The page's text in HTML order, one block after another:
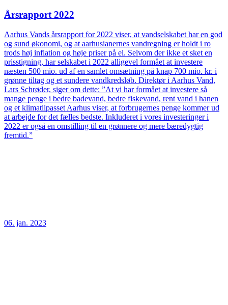
Årsrapport 2022
Aarhus Vands årsrapport for 2022 viser, at vandselskabet har en god
og sund økonomi, og at aarhusianernes vandregning er holdt i ro
trods høj inflation og høje priser på el. Selvom der ikke et sket en
prisstigning, har selskabet i 2022 alligevel formået at investere
næsten 500 mio. ud af en samlet omsætning på knap 700 mio. kr. i
grønne tiltag og et sundere vandkredsløb. Direktør i Aarhus Vand,
Lars Schrøder, siger om dette: ”At vi har formået at investere så
mange penge i bedre badevand, bedre fiskevand, rent vand i hanen
og et klimatilpasset Aarhus viser, at forbrugernes penge kommer ud
at arbejde for det fælles bedste. Inkluderet i vores investeringer i
2022 er også en omstilling til en grønnere og mere bæredygtig
fremtid.”
06. jan. 2023